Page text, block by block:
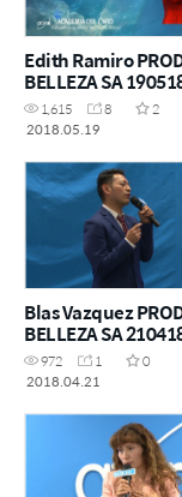
Edith Ramiro
BELLEZA SA
1,615 8
2
2018.05.19
Blas Vazquez
BELLEZA SA
972 1
0
2018.04.21